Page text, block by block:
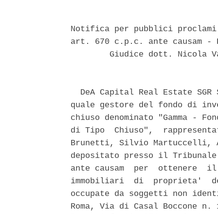
Notifica per pubblici
art. 670 c.p.c. ante causam
Giudice dott. Nicola
DeA Capital Real Estate SGR
quale gestore del fondo di
chiuso denominato "Gamma -
di Tipo  Chiuso",
Brunetti, Silvio Martuccelli,
depositato presso il
ante causam  per  ottenere
immobiliari  di  proprieta'
occupate da soggetti non
Roma, Via di Casal Boccone